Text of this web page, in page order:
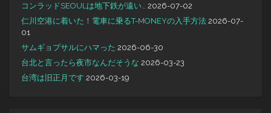
コンラッドSEOULは地下鉄が遠い…
2026-07-02
仁川空港に着いた！電車に乗るT-MONEYの入手方法 2026-07-
01
サムギョプサルにハマった 2026-06-30
台北と言ったら夜市なんだそうな 2026-03-23
台湾は旧正月です 2026-03-19